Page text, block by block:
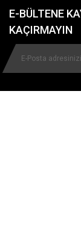
E-BÜLTENE
KAÇIRMAYIN